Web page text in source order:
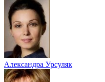
Александра Урсуляк